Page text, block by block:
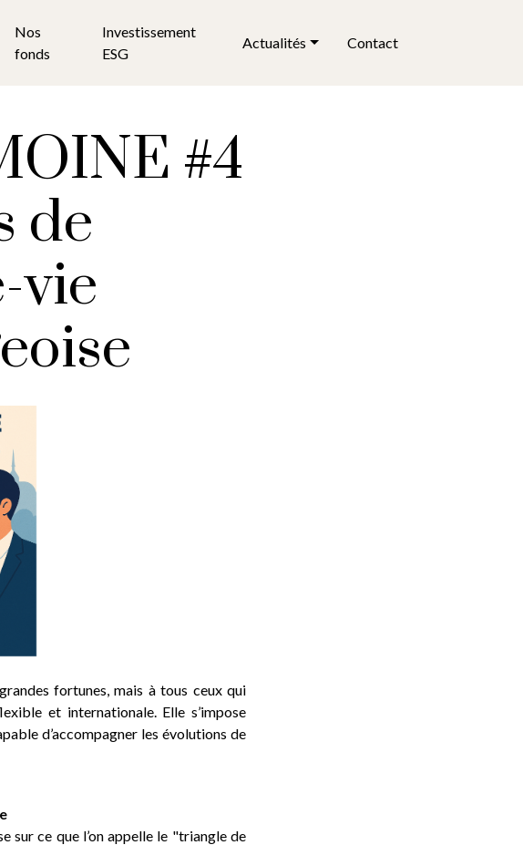
Nos
fonds
Investissement
ESG
Actualités Contact
#4
de
vie
fortunes, mais à tous ceux qui
et internationale. Elle s’impose
d’accompagner les évolutions de
sur ce que l’on appelle le "triangle de